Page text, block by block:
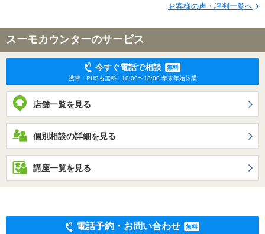
お客様の声・評判一覧へ
スーモカウンターのサービス
今すぐ電話で相談
無料
携帯・PHSも無料 | 10:00〜18:00 年末年始休業
店舗一覧を見る
個別相談の詳細を見る
講座一覧を見る
電話予約・お問い合わせ 無料